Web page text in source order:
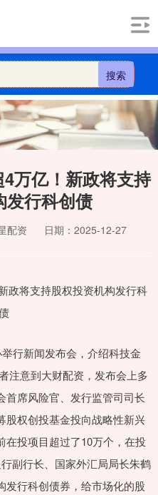
搜索
万亿！新政将支持
发行科创债
配资
日期：2025-12-27
行新闻发布会，介绍科技金
注意到大财配资，发布会上多
首席风险官、发行监管司司长
股权创投基金投向战略性新兴
在投项目超过了10万个，在投
副行长、国家外汇局局长朱鹤
发行科创债券，给市场化的股